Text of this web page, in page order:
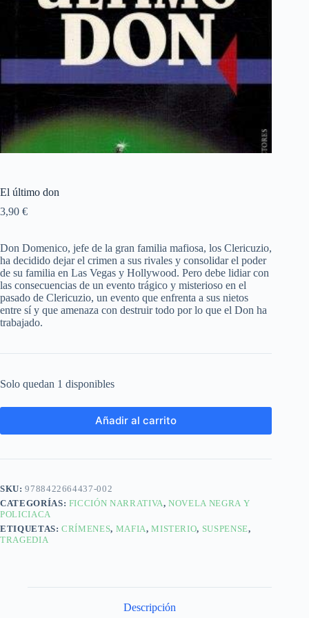
El último don
3,90 €
Don Domenico, jefe de la gran familia mafiosa, los Clericuzio,
ha decidido dejar el crimen a sus rivales y consolidar el poder
de su familia en Las Vegas y Hollywood. Pero debe lidiar con
las consecuencias de un evento trágico y misterioso en el
pasado de Clericuzio, un evento que enfrenta a sus nietos
entre sí y que amenaza con destruir todo por lo que el Don ha
trabajado.
Solo quedan 1 disponibles
Añadir al carrito
SKU:9788422664437-002
CATEGORÍAS: FICCIÓN NARRATIVA,NOVELA NEGRA Y
POLICIACA
ETIQUETAS:CRÍMENES, MAFIA,MISTERIO, SUSPENSE,
TRAGEDIA
Descripción